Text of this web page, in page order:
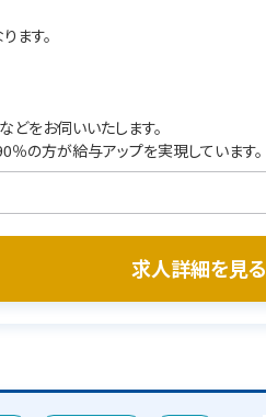
ます。
どをお伺いいたします。
の方が給与アップを実現しています。
求人詳細を見る